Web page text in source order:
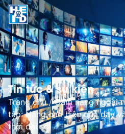
Tin tức & sự kiện
Trang chủ/Cẩm nang ngoại
tập: Nâng cao hiệu quả dạy
thời đại số